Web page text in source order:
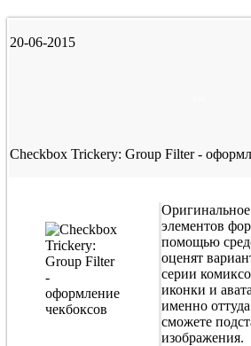
20-06-2015
Checkbox Trickery: Group Filter -
элементов
помощью
оценят
серии
иконки и
именно
сможете
изображения.